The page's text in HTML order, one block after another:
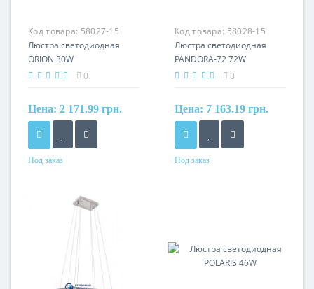
Код товара: 58027-15
Люстра светодиодная
ORION 30W
0
Цена: 2 171.99 грн.
Под заказ
Код товара: 58028-15
Люстра светодиодная
PANDORA-72 72W
0
Цена: 7 163.19 грн.
Под заказ